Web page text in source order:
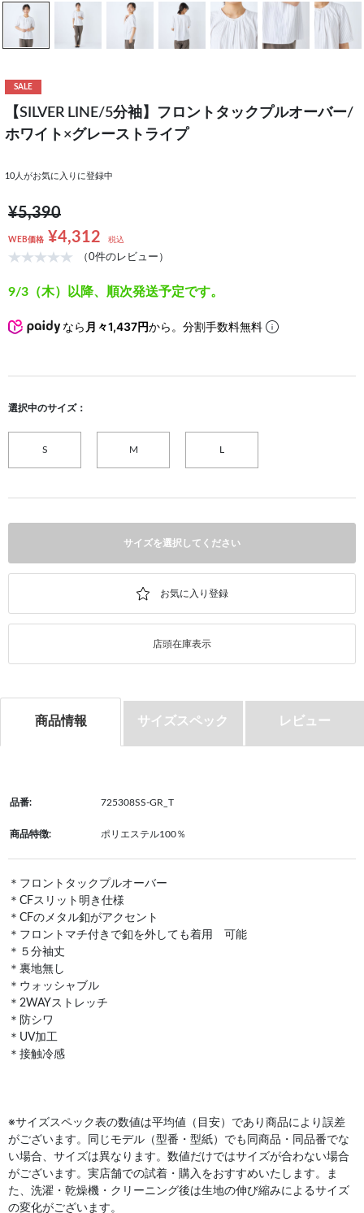
SALE
【SILVER LINE/5分袖】フロントタックプルオーバー/
ホワイト×グレーストライプ
10 人がお気に入りに登録中
¥5,390
WEB価格 ¥4,312 税込
（0件のレビュー）
9/3（木）以降、順次発送予定です。
なら 月々1,437円から。分割手数料無料
選択中のサイズ：
S M
サイズを選択してください
店頭在庫表示
商品情報 サイズスペック レビュー
品番: 725308SS-GR_T
商品特徴: ポリエステル100％
＊フロントタックプルオーバー
＊CFスリット明き仕様
＊CFのメタル釦がアクセント
＊フロントマチ付きで釦を外しても着用 可能
＊５分袖丈
＊裏地無し
＊ウォッシャブル
＊2WAYストレッチ
＊防シワ
＊UV加工
＊接触冷感
※サイズスペック表の数値は平均値（目安）であり商品により誤差
がございます。同じモデル（型番・型紙）でも同商品・同品番でな
い場合、サイズは異なります。数値だけではサイズが合わない場合
がございます。実店舗での試着・購入をおすすめいたします。ま
た、洗濯・乾燥機・クリーニング後は生地の伸び縮みによるサイズ
の変化がございます。